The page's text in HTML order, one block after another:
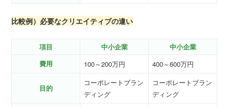
比較例）必要なクリエイティブの違い
項目 中小企業
中小企業
費用
100～200万円 400～600万円
目的
コーポレートブラン
ディング
コーポレートブラン
ディング